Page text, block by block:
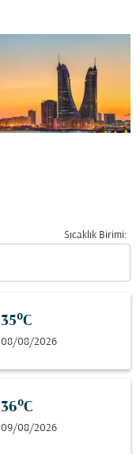
Sıcaklık Birimi:
35°C
08/08/2026
36°C
09/08/2026